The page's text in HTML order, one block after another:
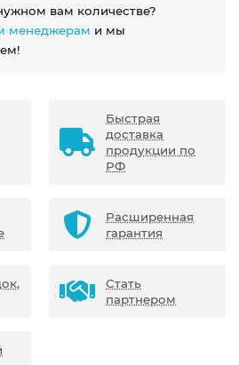
вам количестве?
менеджерам и мы
Быстрая
доставка
продукции по
РФ
Расширенная
гарантия
Стать
партнером